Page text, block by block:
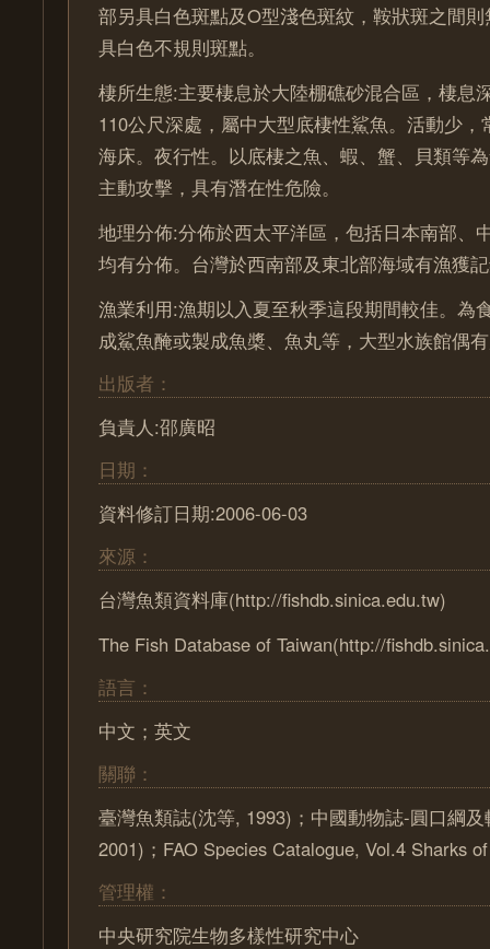
部另具白色斑點及O型淺色斑紋，鞍狀斑之間
具白色不規則斑點。
棲所生態:主要棲息於大陸棚礁砂混合區，棲息
110公尺深處，屬中大型底棲性鯊魚。活動少
海床。夜行性。以底棲之魚、蝦、蟹、貝類等
主動攻擊，具有潛在性危險。
地理分佈:分佈於西太平洋區，包括日本南部、
均有分佈。台灣於西南部及東北部海域有漁獲
漁業利用:漁期以入夏至秋季這段期間較佳。為
成鯊魚醃或製成魚槳、魚丸等，大型水族館偶
出版者：
負責人:邵廣昭
日期：
資料修訂日期:2006-06-03
來源：
台灣魚類資料庫(http://fishdb.sinica.edu.tw)
The Fish Database of Taiwan(http://
語言：
中文；英文
關聯：
臺灣魚類誌(沈等, 1993)；中國動物誌-圓口綱
2001)；FAO Species Catalogue, Vol.4 Sharks
管理權：
中央研究院生物多樣性研究中心